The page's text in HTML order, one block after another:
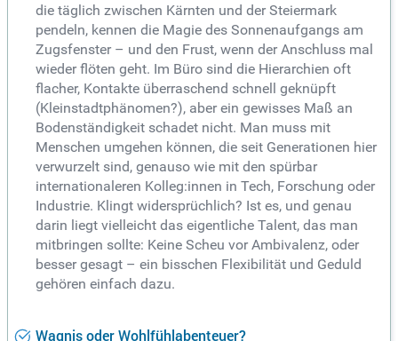
die täglich zwischen Kärnten und der Steiermark
pendeln, kennen die Magie des Sonnenaufgangs am
Zugsfenster – und den Frust, wenn der Anschluss mal
wieder flöten geht. Im Büro sind die Hierarchien oft
flacher, Kontakte überraschend schnell geknüpft
(Kleinstadtphänomen?), aber ein gewisses Maß an
Bodenständigkeit schadet nicht. Man muss mit
Menschen umgehen können, die seit Generationen hier
verwurzelt sind, genauso wie mit den spürbar
internationaleren Kolleg:innen in Tech, Forschung oder
Industrie. Klingt widersprüchlich? Ist es, und genau
darin liegt vielleicht das eigentliche Talent, das man
mitbringen sollte: Keine Scheu vor Ambivalenz, oder
besser gesagt – ein bisschen Flexibilität und Geduld
gehören einfach dazu.
Wagnis oder Wohlfühlabenteuer?